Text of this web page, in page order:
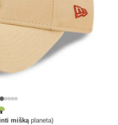
miškąplaneta)